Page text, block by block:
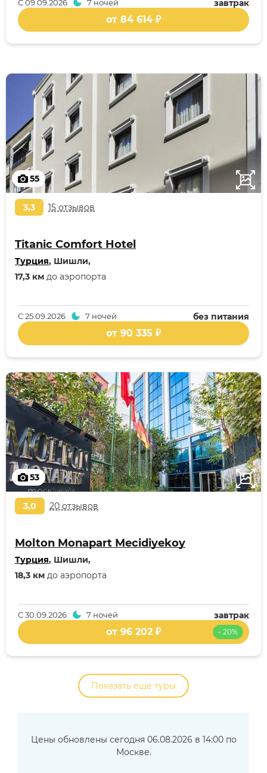
завтрак
С09.09.2026 7 ночей
от 84 614 ₽
55
3,3 15 отзывов
Titanic Comfort Hotel
Турция, Шишли,
17,3 км до аэропорта
без питания
С25.09.2026 7 ночей
от 90 335 ₽
53
3,0 20 отзывов
Molton Monapart Mecidiyekoy
Турция, Шишли,
18,3 км до аэропорта
завтрак
С30.09.2026 7 ночей
- 20%
от 96 202 ₽
Показать еще туры
Цены обновлены сегодня 06.08.2026 в 14:00 по
Москве.